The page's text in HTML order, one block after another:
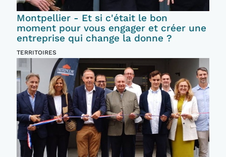
Montpellier - Et si c'était le bon
moment pour vous engager et créer une
entreprise qui change la donne ?
TERRITOIRES